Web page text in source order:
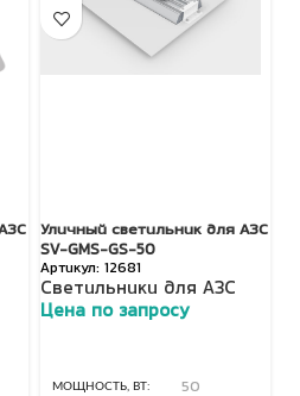
Уличный светильник для АЗС
SV-GMS-GS-50
12681
Светильники для АЗС
Цена по запросу
МОЩНОСТЬ, ВТ 50